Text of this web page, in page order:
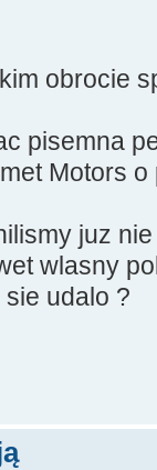
obrocie
pisemna
Motors
juz
wlasny
udalo ?